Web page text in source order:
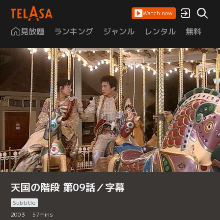
Watch now
見放題 ランキング ジャンル レンタル 無料
天国の階段 第09話／字幕
Subtitle
2003
57mins